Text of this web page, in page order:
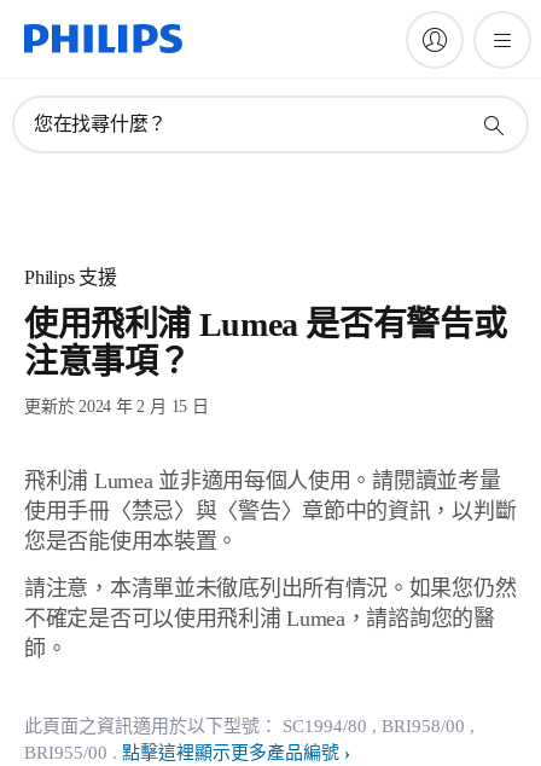
您在找尋什麼？
Philips 支援
使用飛利浦 Lumea 是否有警告或
注意事項？
更新於 2024 年 2 月 15 日
飛利浦 Lumea 並非適用每個人使用。請閱讀並考量
使用手冊〈禁忌〉與〈警告〉章節中的資訊，以判斷
您是否能使用本裝置。
請注意，本清單並未徹底列出所有情況。如果您仍然
不確定是否可以使用飛利浦 Lumea，請諮詢您的醫
師。
此頁面之資訊適用於以下型號： SC1994/80 , BRI958/00 ,
BRI955/00 . 點擊這裡顯示更多產品編號